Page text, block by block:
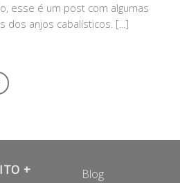
esse é um post com algumas
dos anjos cabalísticos. [...]
+
Blog